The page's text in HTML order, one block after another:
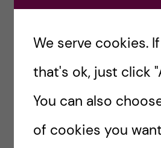
0
L
k
t
Like 0l
k
s
Leave a Comment
We serve cookies.
that's ok, just click
You can also
of cookies you